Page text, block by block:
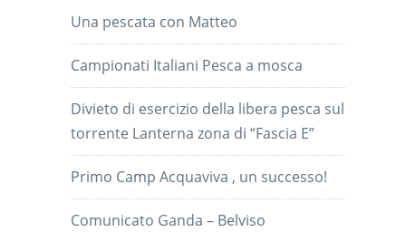
Una pescata con Matteo
Campionati Italiani Pesca a mosca
Divieto di esercizio della libera pesca sul
torrente Lanterna zona di “Fascia E”
Primo Camp Acquaviva , un successo!
Comunicato Ganda – Belviso